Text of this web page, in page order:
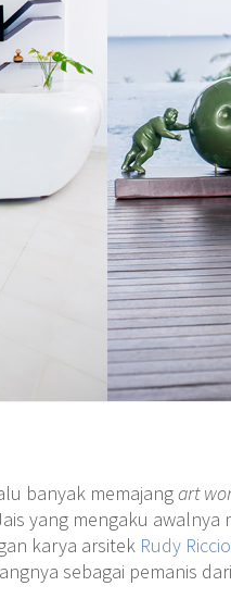
banyak memajangart
yang mengaku
karya arsitek Rudy
sebagai pemanis